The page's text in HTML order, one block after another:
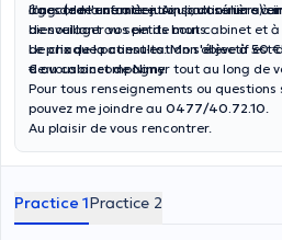
long de ma carrière. Ainsi, dans un
de soulager vos petits bouts.
âges (de l'enfance jusqu'aux séniors)
J’accorde une attention particulière à
bienveillant au sein de mon cabinet et
de chaque patient·es. Mon objectif est
de vous accompagner tout au long de
Le prix de la consultation s'élève à 50
€ au cabinet de Nimy.
Pour tous renseignements ou questions
pouvez me joindre au 0477/40.72.10.
Au plaisir de vous rencontrer.
Practice 1Practice 2